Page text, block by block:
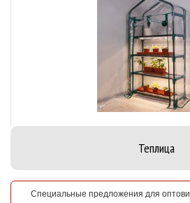
Теплица
Специальные предложения для